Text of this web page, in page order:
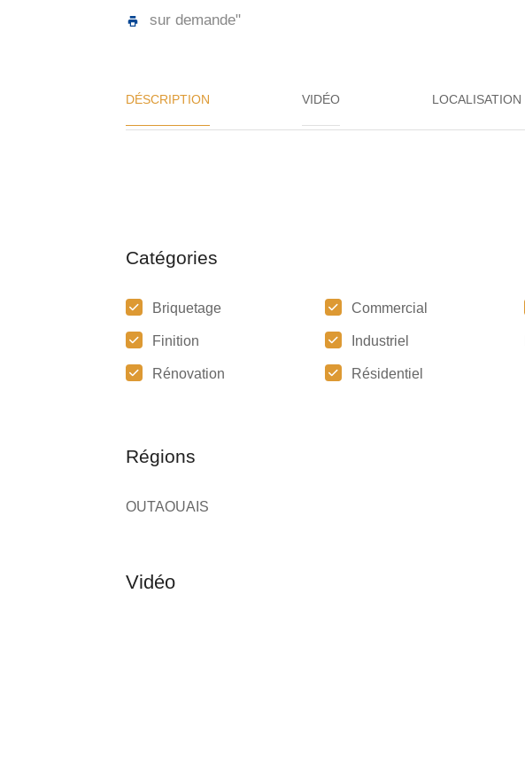
sur demande"
DÉSCRIPTION VIDÉO
Catégories
Briquetage Commercial
Finition Industriel
Rénovation Résidentiel
Régions
OUTAOUAIS